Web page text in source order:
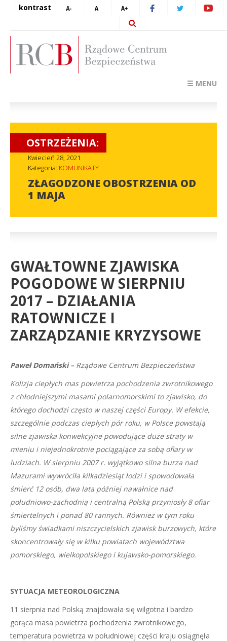
kontrast
☰ MENU
OSTRZEŻENIA:
Kwiecień 28, 2021
Kategoria: KOMUNIKATY
ZŁAGODZONE OBOSTRZENIA OD
1 MAJA
GWAŁTOWNE ZJAWISKA
POGODOWE W SIERPNIU
2017 – DZIAŁANIA
RATOWNICZE I
ZARZĄDZANIE KRYZYSOWE
Paweł Domański – Rządowe Centrum Bezpieczeństwa
Kolizja ciepłych mas powietrza pochodzenia zwrotnikowego
z chłodniejszymi masami polarnomorskimi to zjawisko, do
którego dochodzi często w naszej części Europy. W efekcie,
szczególnie podczas ciepłych pór roku, w Polsce powstają
silne zjawiska konwekcyjne powodujące duże straty w
mieniu i niejednokrotnie pociągające za sobą ofiary w
ludziach. W sierpniu 2007 r. wyjątkowo silna burza nad
Mazurami wywróciła kilkadziesiąt łodzi i spowodowała
śmierć 12 osób, dwa lata później nawałnice nad
południowo-zachodnią i centralną Polską przyniosły 8 ofiar
śmiertelnych i ponad 80 rannych. Również w tym roku
byliśmy świadkami niszczycielskich zjawisk burzowych, które
skoncentrowały się w kilku powiatach województwa
pomorskiego, wielkopolskiego i kujawsko-pomorskiego.
SYTUACJA METEOROLOGICZNA
11 sierpnia nad Polską znajdowała się wilgotna i bardzo
gorąca masa powietrza pochodzenia zwrotnikowego,
temperatura powietrza w południowej części kraju osiągnęła